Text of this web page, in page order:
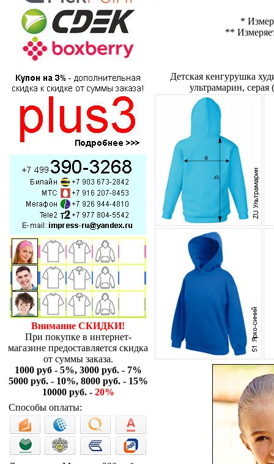
Внимание СКИДКИ!
При покупке в интернет-
магазине предоставляется скидка
от суммы заказа.
1000 руб - 5%, 3000 руб. - 7%
5000 руб. - 10%, 8000 руб. - 15%
10000 руб. - 20%
Способы оплаты:
*
**
Детская кенгурушка
ультрамарин,